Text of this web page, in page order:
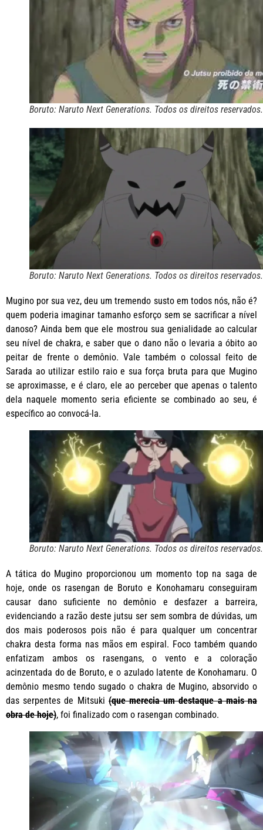
Boruto: Naruto Next Generations. Todos os direitos reservados.
Boruto: Naruto Next Generations. Todos os direitos reservados.
Mugino por sua vez, deu um tremendo susto em todos nós, não é?
quem poderia imaginar tamanho esforço sem se sacrificar a nível
danoso? Ainda bem que ele mostrou sua genialidade ao calcular
seu nível de chakra, e saber que o dano não o levaria a óbito ao
peitar de frente o demônio. Vale também o colossal feito de
Sarada ao utilizar estilo raio e sua força bruta para que Mugino
se aproximasse, e é claro, ele ao perceber que apenas o talento
dela naquele momento seria eficiente se combinado ao seu, é
específico ao convocá-la.
Boruto: Naruto Next Generations. Todos os direitos reservados.
A tática do Mugino proporcionou um momento top na saga de
hoje, onde os rasengan de Boruto e Konohamaru conseguiram
causar dano suficiente no demônio e desfazer a barreira,
evidenciando a razão deste jutsu ser sem sombra de dúvidas, um
dos mais poderosos pois não é para qualquer um concentrar
chakra desta forma nas mãos em espiral. Foco também quando
enfatizam ambos os rasengans, o vento e a coloração
acinzentada do de Boruto, e o azulado latente de Konohamaru. O
demônio mesmo tendo sugado o chakra de Mugino, absorvido o
das serpentes de Mitsuki(que merecia um destaque a mais na
obra de hoje), foi finalizado com o rasengan combinado.